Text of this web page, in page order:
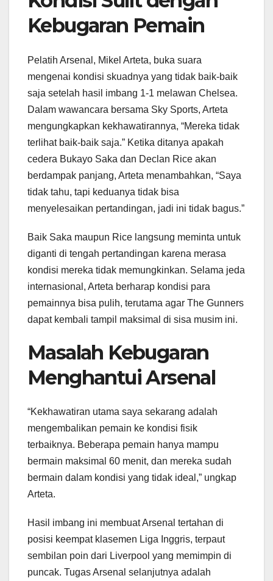
Kebugaran Pemain
Pelatih Arsenal, Mikel Arteta, buka suara
mengenai kondisi skuadnya yang tidak baik-baik
saja setelah hasil imbang 1-1 melawan Chelsea.
Dalam wawancara bersama Sky Sports, Arteta
mengungkapkan kekhawatirannya, “Mereka tidak
terlihat baik-baik saja.” Ketika ditanya apakah
cedera Bukayo Saka dan Declan Rice akan
berdampak panjang, Arteta menambahkan, “Saya
tidak tahu, tapi keduanya tidak bisa
menyelesaikan pertandingan, jadi ini tidak bagus.”
Baik Saka maupun Rice langsung meminta untuk
diganti di tengah pertandingan karena merasa
kondisi mereka tidak memungkinkan. Selama jeda
internasional, Arteta berharap kondisi para
pemainnya bisa pulih, terutama agar The Gunners
dapat kembali tampil maksimal di sisa musim ini.
Masalah Kebugaran
Menghantui Arsenal
“Kekhawatiran utama saya sekarang adalah
mengembalikan pemain ke kondisi fisik
terbaiknya. Beberapa pemain hanya mampu
bermain maksimal 60 menit, dan mereka sudah
bermain dalam kondisi yang tidak ideal,” ungkap
Arteta.
Hasil imbang ini membuat Arsenal tertahan di
posisi keempat klasemen Liga Inggris, terpaut
sembilan poin dari Liverpool yang memimpin di
puncak. Tugas Arsenal selanjutnya adalah